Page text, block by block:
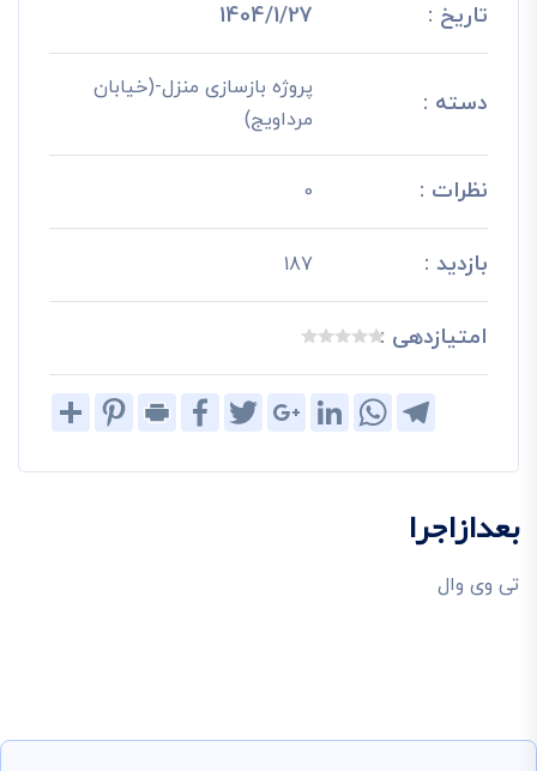
تاریخ : 1404/1/27
دسته :
پروژه بازسازی منزل-(خیابان
مرداویج)
نظرات : 0
بازدید : 187
امتیازدهی :
Share
PinterestPrint
FacebookTwitterGoogle+LinkedIn
WhatsAppTelegram
بعدازاجرا
تی وی وال